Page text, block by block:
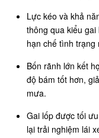
Lực kéo và khả
thông qua kiểu
hạn chế tình trạng
Bốn rãnh lớn kết
độ bám tốt hơn,
mưa.
Gai lốp được tối
lại trải nghiệm lái